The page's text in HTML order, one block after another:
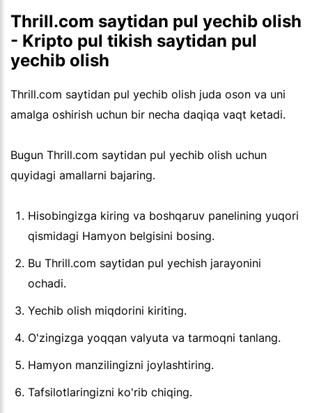
Thrill.com saytidan pul yechib olish
- Kripto pul tikish saytidan pul
yechib olish
Thrill.com saytidan pul yechib olish juda oson va uni
amalga oshirish uchun bir necha daqiqa vaqt ketadi.
Bugun Thrill.com saytidan pul yechib olish uchun
quyidagi amallarni bajaring.
Hisobingizga kiring va boshqaruv panelining yuqori
qismidagi Hamyon belgisini bosing.
Bu Thrill.com saytidan pul yechish jarayonini
ochadi.
Yechib olish miqdorini kiriting.
O'zingizga yoqqan valyuta va tarmoqni tanlang.
Hamyon manzilingizni joylashtiring.
Tafsilotlaringizni ko'rib chiqing.